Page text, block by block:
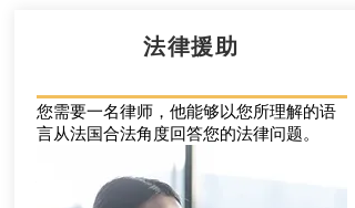
法律援助
您需要一名律师，他能够以您所理解的语
言从法国合法角度回答您的法律问题。
您需要一名律师，他能够以您所理解的语
言从法国合法角度回答您的法律问题。